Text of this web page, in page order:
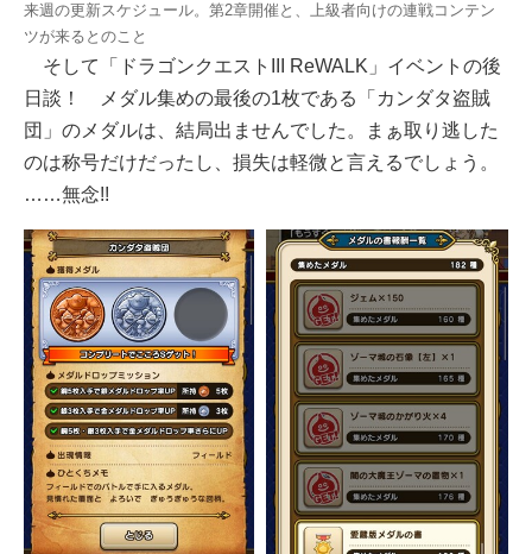
来週の更新スケジュール。第2章開催と、上級者向けの連戦コンテン
ツが来るとのこと
そして「ドラゴンクエストIII ReWALK」イベントの後
日談！ メダル集めの最後の1枚である「カンダタ盗賊
団」のメダルは、結局出ませんでした。まぁ取り逃した
のは称号だけだったし、損失は軽微と言えるでしょう。
……無念!!